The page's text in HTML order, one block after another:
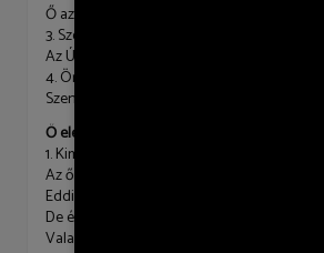
Ő az, kit fejünknek vallunk. Néki élünk, néki
3. Szentléleknek áldást zengjünk, Aki
Az Úr Lelke hű támaszunk. Néki élünk, néki
4. Örvendj, lelkem, harsogjatok, Vigadozó
Szent, szent, szent a mi Istenünk, Tőle van
Ő elég erős – ZÉ 135
1. Kimondom már bátran:
Az ő irgalma nélkül semmit sem ér az életem.
Eddig sötétségben jártam,
De érzem, valami készül,
Valaki jön, hogy megmentsen!